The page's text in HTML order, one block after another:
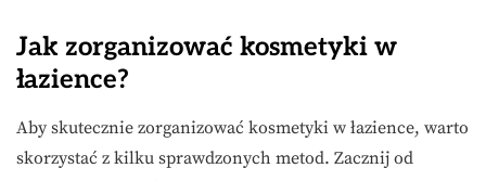
Jak zorganizować kosmetyki w
łazience?
Aby skutecznie zorganizować kosmetyki w łazience, warto
skorzystać z kilku sprawdzonych metod. Zacznij od